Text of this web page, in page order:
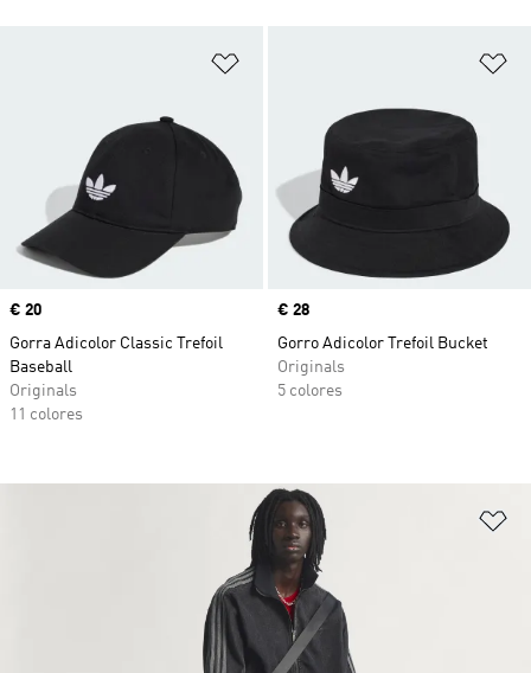
Precio
€ 20
Gorra Adicolor Classic Trefoil
Baseball
Originals
11 colores
Precio
€ 28
Gorro Adicolor Trefoil Bucket
Originals
5 colores